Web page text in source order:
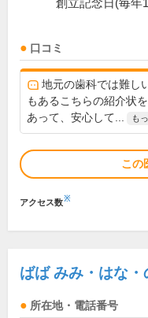
創立記念日(毎年
口コミ
地元の歯科では難し
もあるこちらの紹介状
あって、安心して...
も
この
アクセス数※
ばば みみ・はな
所在地・電話番号